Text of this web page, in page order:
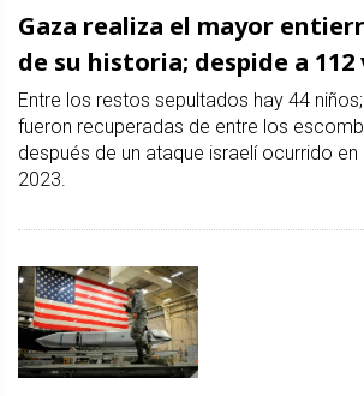
Gaza realiza el mayor
de su historia; despide a
Entre los restos sepultados hay 44
fueron recuperadas de entre los
después de un ataque israelí ocurrido
2023.